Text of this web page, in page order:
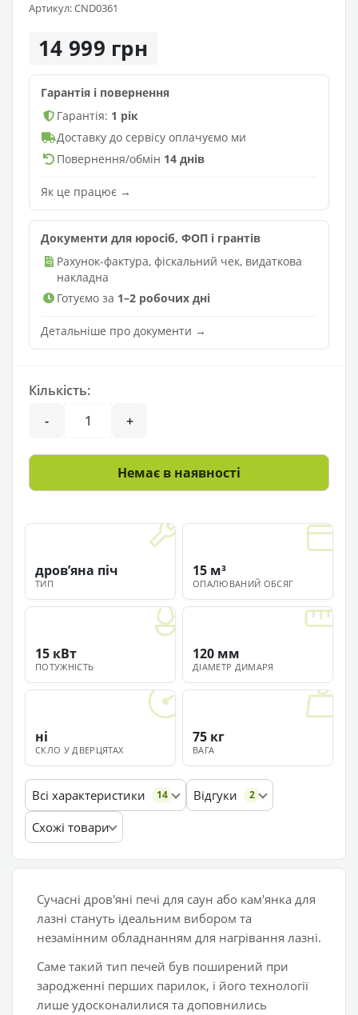
Артикул: CND0361
14 999 грн
Гарантія і повернення
Гарантія: 1 рік
Доставку до сервісу оплачуємо ми
Повернення/обмін 14 днів
Як це працює →
Документи для юросіб, ФОП і грантів
Рахунок-фактура, фіскальний чек, видаткова
накладна
Готуємо за 1–2 робочих дні
Детальніше про документи →
Кількість:
-
+
Немає в наявності
ТИП
дровʼяна піч
ОПАЛЮВАНИЙ ОБСЯГ
15 м³
ПОТУЖНІСТЬ
15 кВт
ДІАМЕТР ДИМАРЯ
120 мм
СКЛО У ДВЕРЦЯТАХ
ні
ВАГА
75 кг
Всі характеристики 14 Відгуки 2
Схожі товари
Сучасні дров'яні печі для саун або кам'янка для
лазні стануть ідеальним вибором та
незамінним обладнанням для нагрівання лазні.
Саме такий тип печей був поширений при
зародженні перших парилок, і його технології
лише удосконалилися та доповнились